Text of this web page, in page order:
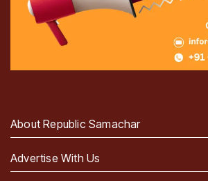
About Republic Samachar
Advertise With Us